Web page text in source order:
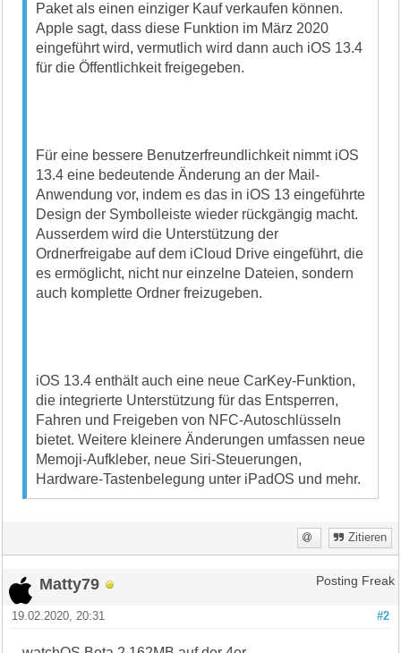
Paket als einen einziger Kauf verkaufen können.
Apple sagt, dass diese Funktion im März 2020
eingeführt wird, vermutlich wird dann auch iOS 13.4
für die Öffentlichkeit freigegeben.
Für eine bessere Benutzerfreundlichkeit nimmt iOS
13.4 eine bedeutende Änderung an der Mail-
Anwendung vor, indem es das in iOS 13 eingeführte
Design der Symbolleiste wieder rückgängig macht.
Ausserdem wird die Unterstützung der
Ordnerfreigabe auf dem iCloud Drive eingeführt, die
es ermöglicht, nicht nur einzelne Dateien, sondern
auch komplette Ordner freizugeben.
iOS 13.4 enthält auch eine neue CarKey-Funktion,
die integrierte Unterstützung für das Entsperren,
Fahren und Freigeben von NFC-Autoschlüsseln
bietet. Weitere kleinere Änderungen umfassen neue
Memoji-Aufkleber, neue Siri-Steuerungen,
Hardware-Tastenbelegung unter iPadOS und mehr.
Zitieren
Matty79 Posting Freak
#2
19.02.2020, 20:31